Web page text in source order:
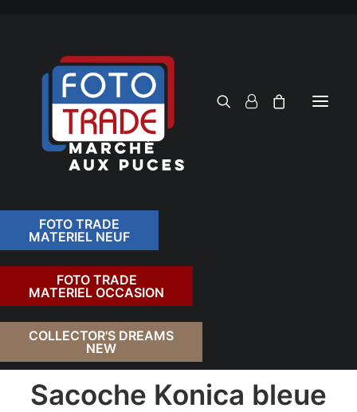
FOTO TRADE
MATERIEL NEUF
FOTO TRADE
MATERIEL OCCASION
COLLECTOR'S DREAMS
NEW
RETOUR
Sacoche Konica bleue